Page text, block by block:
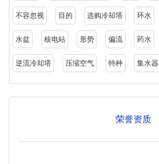
不容忽视 目的 选购冷却塔 环水
水盆 核电站 形势 偏流 药水
逆流冷却塔 压缩空气 特种 集水器
荣誉资质